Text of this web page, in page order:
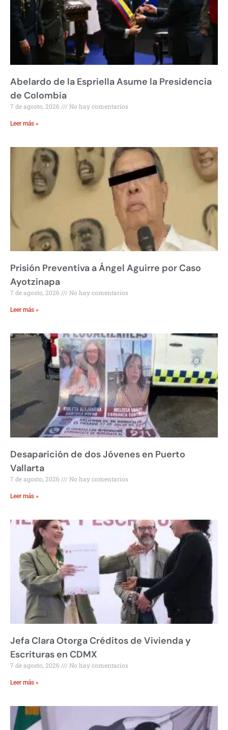
Abelardo de la Espriella Asume la Presidencia
de Colombia
7 de agosto, 2026 No hay comentarios
Leer más »
Prisión Preventiva a Ángel Aguirre por Caso
Ayotzinapa
7 de agosto, 2026 No hay comentarios
Leer más »
Desaparición de dos Jóvenes en Puerto
Vallarta
7 de agosto, 2026 No hay comentarios
Leer más »
Jefa Clara Otorga Créditos de Vivienda y
Escrituras en CDMX
7 de agosto, 2026 No hay comentarios
Leer más »